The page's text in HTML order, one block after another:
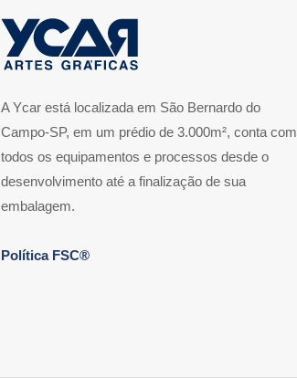
A Ycar está localizada em São Bernardo do
Campo-SP, em um prédio de 3.000m², conta com
todos os equipamentos e processos desde o
desenvolvimento até a finalização de sua
embalagem.
Política FSC®